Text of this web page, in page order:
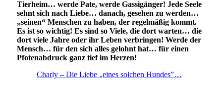
Tierheim… werde Pate, werde Gassigänger! Jede Seele
sehnt sich nach Liebe… danach, gesehen zu werden…
„seinen“ Menschen zu haben, der regelmäßig kommt.
Es ist so wichtig! Es sind so Viele, die dort warten… die
dort viele Jahre oder ihr Leben verbringen! Werde der
Mensch… für den sich alles gelohnt hat… für einen
Pfotenabdruck ganz tief im Herzen!
Charly – Die Liebe „eines solchen Hundes”…